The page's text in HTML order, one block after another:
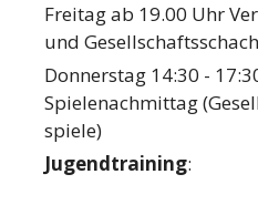
Freitag ab 19.00 Uhr
und
Donnerstag 14:30 -
Spielenachmittag
spiele)
Jugendtraining: